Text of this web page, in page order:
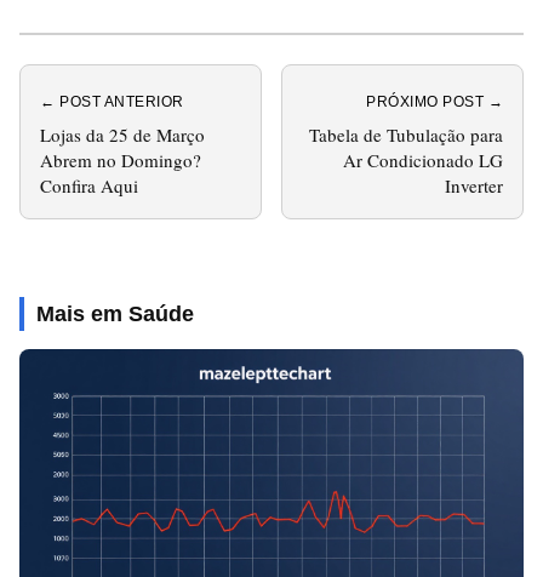
← POST ANTERIOR
Lojas da 25 de Março
Abrem no Domingo?
Confira Aqui
PRÓXIMO POST →
Tabela de Tubulação para
Ar Condicionado LG
Inverter
Mais em Saúde